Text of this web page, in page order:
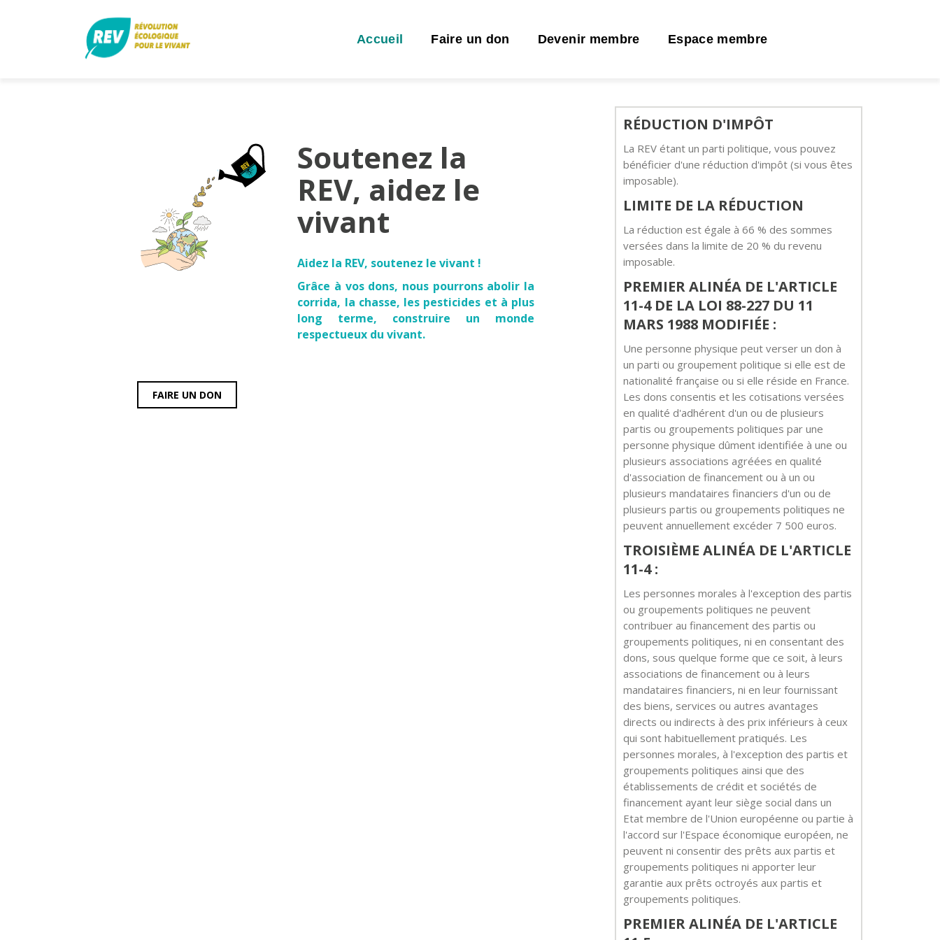
Accueil Faire un don Devenir membre Espace membre
Soutenez la
REV, aidez le
vivant
Aidez la REV, soutenez le vivant !
Grâce à vos dons, nous pourrons abolir la
corrida, la chasse, les pesticides et à plus
long terme, construire un monde
respectueux du vivant.
FAIRE UN DON
RÉDUCTION D'IMPÔT
La REV étant un parti politique, vous pouvez
bénéficier d'une réduction d'impôt (si vous êtes
imposable).
LIMITE DE LA RÉDUCTION
La réduction est égale à 66 % des sommes
versées dans la limite de 20 % du revenu
imposable.
PREMIER ALINÉA DE L'ARTICLE
11-4 DE LA LOI 88-227 DU 11
MARS 1988 MODIFIÉE :
Une personne physique peut verser un don à
un parti ou groupement politique si elle est de
nationalité française ou si elle réside en France.
Les dons consentis et les cotisations versées
en qualité d'adhérent d'un ou de plusieurs
partis ou groupements politiques par une
personne physique dûment identifiée à une ou
plusieurs associations agréées en qualité
d'association de financement ou à un ou
plusieurs mandataires financiers d'un ou de
plusieurs partis ou groupements politiques ne
peuvent annuellement excéder 7 500 euros.
TROISIÈME ALINÉA DE L'ARTICLE
11-4 :
Les personnes morales à l'exception des partis
ou groupements politiques ne peuvent
contribuer au financement des partis ou
groupements politiques, ni en consentant des
dons, sous quelque forme que ce soit, à leurs
associations de financement ou à leurs
mandataires financiers, ni en leur fournissant
des biens, services ou autres avantages
directs ou indirects à des prix inférieurs à ceux
qui sont habituellement pratiqués. Les
personnes morales, à l'exception des partis et
groupements politiques ainsi que des
établissements de crédit et sociétés de
financement ayant leur siège social dans un
Etat membre de l'Union européenne ou partie à
l'accord sur l'Espace économique européen, ne
peuvent ni consentir des prêts aux partis et
groupements politiques ni apporter leur
garantie aux prêts octroyés aux partis et
groupements politiques.
PREMIER ALINÉA DE L'ARTICLE